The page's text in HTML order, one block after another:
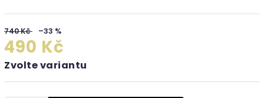
740 Kč –33 %
490 Kč
Zvolte variantu